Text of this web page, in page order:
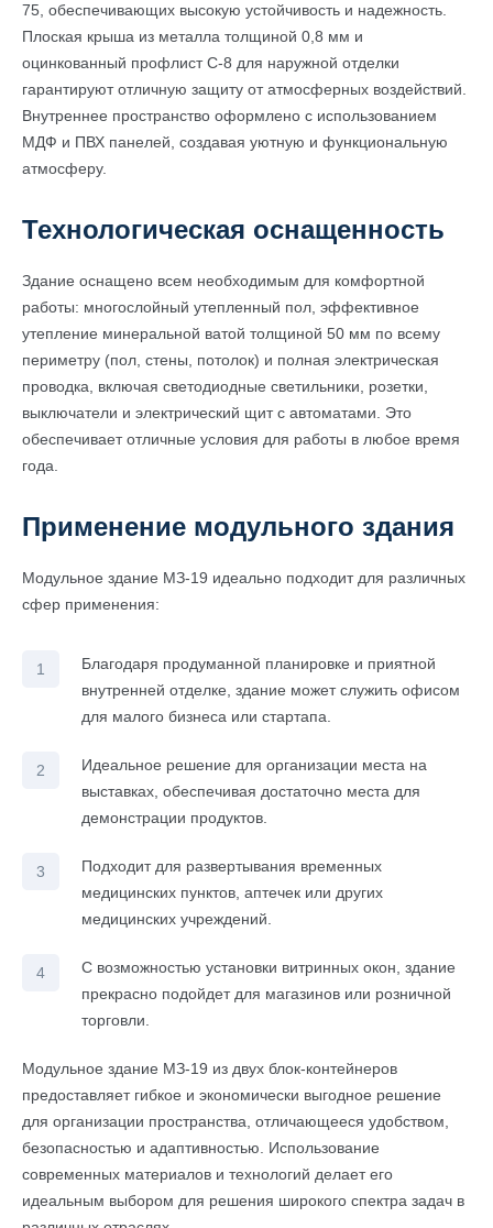
75, обеспечивающих высокую устойчивость и надежность.
Плоская крыша из металла толщиной 0,8 мм и
оцинкованный профлист С-8 для наружной отделки
гарантируют отличную защиту от атмосферных воздействий.
Внутреннее пространство оформлено с использованием
МДФ и ПВХ панелей, создавая уютную и функциональную
атмосферу.
Технологическая оснащенность
Здание оснащено всем необходимым для комфортной
работы: многослойный утепленный пол, эффективное
утепление минеральной ватой толщиной 50 мм по всему
периметру (пол, стены, потолок) и полная электрическая
проводка, включая светодиодные светильники, розетки,
выключатели и электрический щит с автоматами. Это
обеспечивает отличные условия для работы в любое время
года.
Применение модульного здания
Модульное здание МЗ-19 идеально подходит для различных
сфер применения:
Благодаря продуманной планировке и приятной
внутренней отделке, здание может служить офисом
для малого бизнеса или стартапа.
Идеальное решение для организации места на
выставках, обеспечивая достаточно места для
демонстрации продуктов.
Подходит для развертывания временных
медицинских пунктов, аптечек или других
медицинских учреждений.
С возможностью установки витринных окон, здание
прекрасно подойдет для магазинов или розничной
торговли.
Модульное здание МЗ-19 из двух блок-контейнеров
предоставляет гибкое и экономически выгодное решение
для организации пространства, отличающееся удобством,
безопасностью и адаптивностью. Использование
современных материалов и технологий делает его
идеальным выбором для решения широкого спектра задач в